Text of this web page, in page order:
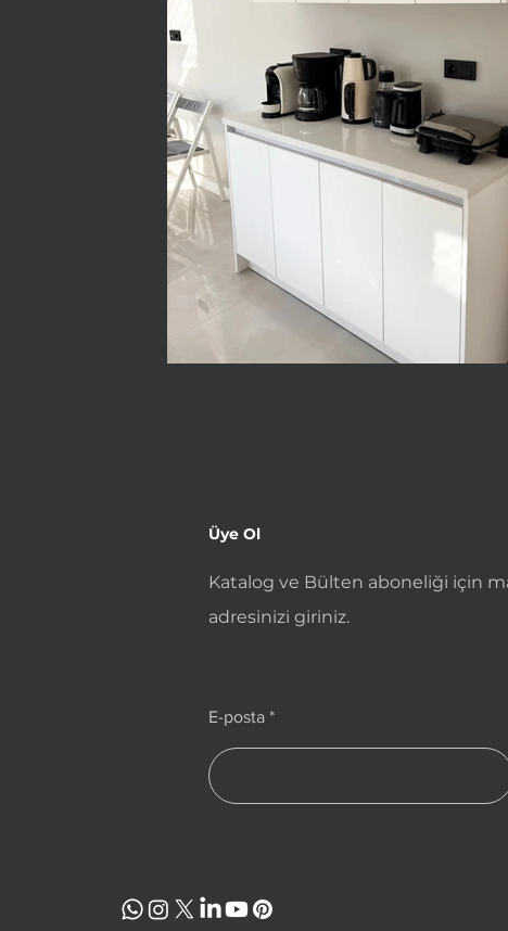
E-posta
Katalog ve Bülten aboneliği için
adresinizi giriniz.
Üye Ol